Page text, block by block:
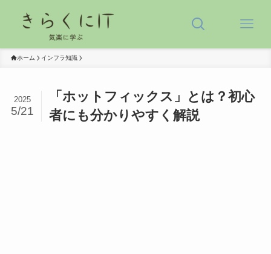
ホーム インフラ知識
「ホットフィックス」とは？初心
者にも分かりやすく解説
2025
5/21